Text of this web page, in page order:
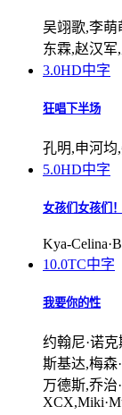
吴翊歌,李萌
东霖,赵汉军
3.0HD中字
狂唱下半场
孔明,申河均
5.0HD中字
女孩们女孩们！
Kya-
10.0TC中字
我要你的性
约翰尼·诺
斯基达,梅森
万德斯,乔治